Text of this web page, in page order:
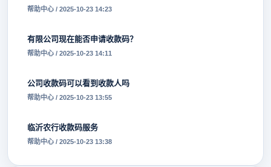
帮助中心 / 2025-10-23 14:23
有限公司现在能否申请收款码？
帮助中心 / 2025-10-23 14:11
公司收款码可以看到收款人吗
帮助中心 / 2025-10-23 13:55
临沂农行收款码服务
帮助中心 / 2025-10-23 13:38